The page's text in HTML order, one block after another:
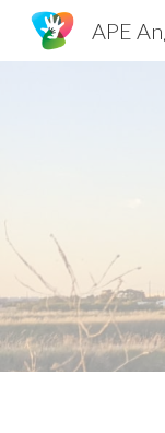
APE